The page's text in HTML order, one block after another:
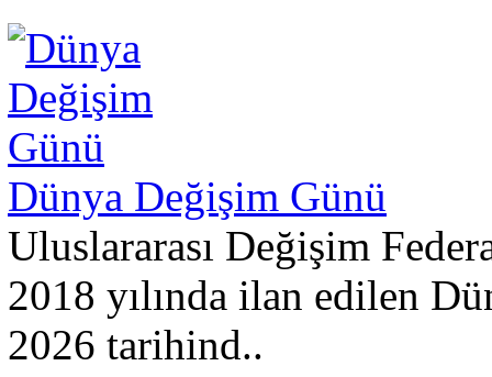
Dünya Değişim Günü
Uluslararası Değişim
2018 yılında ilan edilen
2026 tarihind..